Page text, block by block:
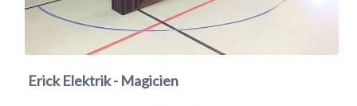
Erick Elektrik - Magicien